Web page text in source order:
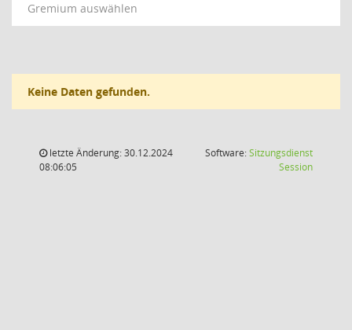
Gremium auswählen
Keine Daten gefunden.
letzte Änderung: 30.12.2024
08:06:05
Software:Sitzungsdienst
Session(Wird in